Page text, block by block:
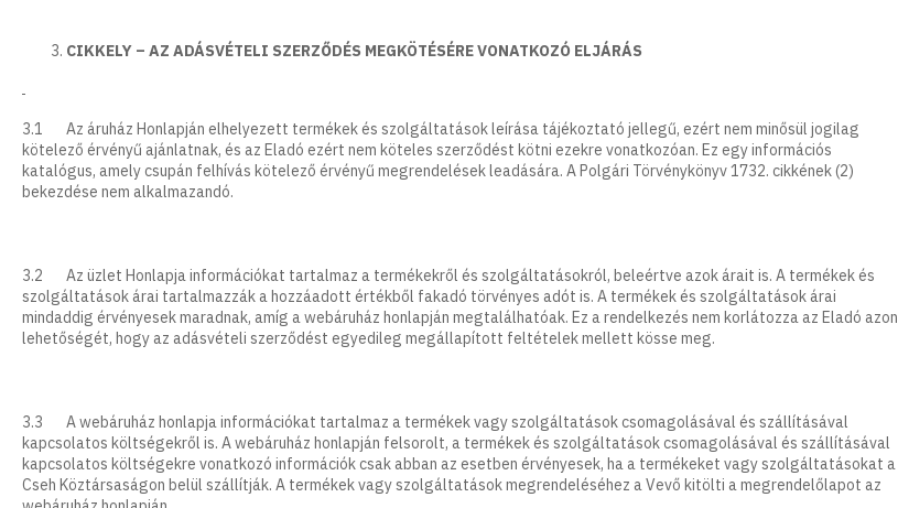
CIKKELY – AZ ADÁSVÉTELI SZERZŐDÉS MEGKÖTÉSÉRE VONATKOZÓ ELJÁRÁS
3.1 Az áruház Honlapján elhelyezett termékek és szolgáltatások leírása tájékoztató jellegű, ezért nem minősül jogilag
kötelező érvényű ajánlatnak, és az Eladó ezért nem köteles szerződést kötni ezekre vonatkozóan. Ez egy információs
katalógus, amely csupán felhívás kötelező érvényű megrendelések leadására. A Polgári Törvénykönyv 1732. cikkének (2)
bekezdése nem alkalmazandó.
3.2 Az üzlet Honlapja információkat tartalmaz a termékekről és szolgáltatásokról, beleértve azok árait is. A termékek és
szolgáltatások árai tartalmazzák a hozzáadott értékből fakadó törvényes adót is. A termékek és szolgáltatások árai
mindaddig érvényesek maradnak, amíg a webáruház honlapján megtalálhatóak. Ez a rendelkezés nem korlátozza az Eladó azon
lehetőségét, hogy az adásvételi szerződést egyedileg megállapított feltételek mellett kösse meg.
3.3 A webáruház honlapja információkat tartalmaz a termékek vagy szolgáltatások csomagolásával és szállításával
kapcsolatos költségekről is. A webáruház honlapján felsorolt, a termékek és szolgáltatások csomagolásával és szállításával
kapcsolatos költségekre vonatkozó információk csak abban az esetben érvényesek, ha a termékeket vagy szolgáltatásokat a
Cseh Köztársaságon belül szállítják. A termékek vagy szolgáltatások megrendeléséhez a Vevő kitölti a megrendelőlapot az